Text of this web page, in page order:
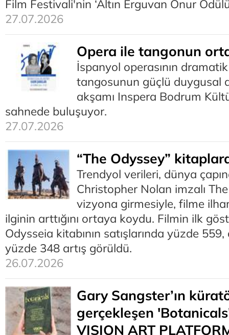
Film Festivali'nin ‘Altın Erguvan Onur
27.07.2026
Opera ile tangonun
İspanyol operasının
tangosunun güçlü duygusal
akşamı Inspera Bodrum
sahnede buluşuyor.
27.07.2026
“The Odyssey”
Trendyol verileri, dünya
Christopher Nolan imzalı
vizyona girmesiyle, filme
ilginin arttığını ortaya koydu. Filmin ilk
Odysseia kitabının satışlarında yüzde
yüzde 348 artış görüldü.
26.07.2026
Gary Sangster’ın
gerçekleşen
VISION ART